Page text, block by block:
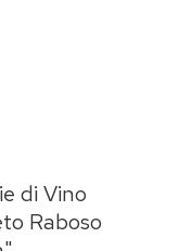
di Vino
Raboso